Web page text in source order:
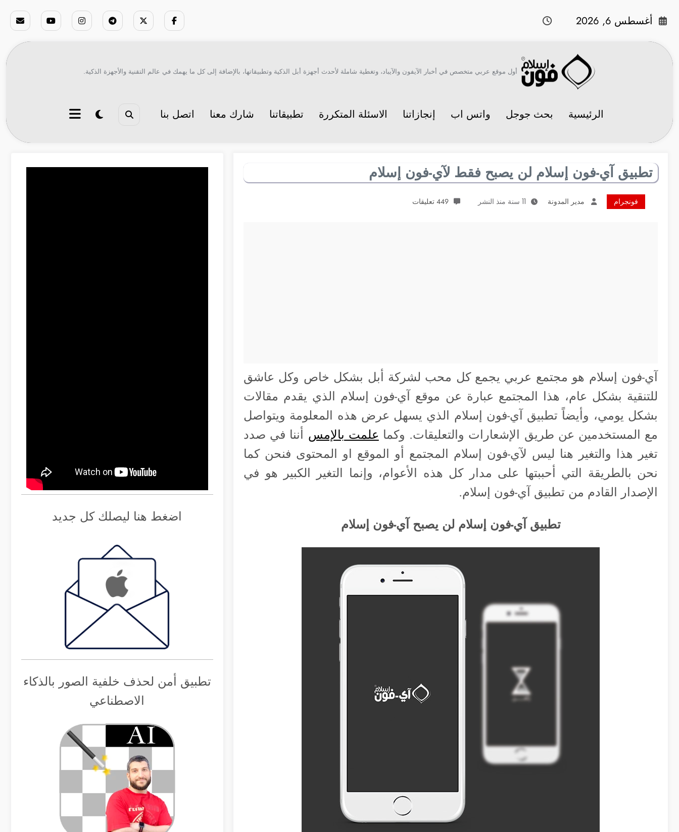
أغسطس 6, 2026
أول موقع عربي متخصص في أخبار الآيفون والآيباد، وتغطية شاملة لأحدث أجهزة أبل الذكية وتطبيقاتها، بالإضافة إلى كل ما يهمك في عالم التقنية والأجهزة الذكية.
الرئيسية بحث جوجل واتس اب إنجازاتنا الاسئلة المتكررة تطبيقاتنا شارك معنا اتصل بنا
تطبيق آي-فون إسلام لن يصبح فقط لآي-فون إسلام
فونجرام مدير المدونة 11 سنة منذ النشر 449 تعليقات
آي-فون إسلام هو مجتمع عربي يجمع كل محب لشركة أبل بشكل خاص وكل عاشق
للتنقية بشكل عام، هذا المجتمع عبارة عن موقع آي-فون إسلام الذي يقدم مقالات
بشكل يومي، وأيضاً تطبيق آي-فون إسلام الذي يسهل عرض هذه المعلومة ويتواصل
مع المستخدمين عن طريق الإشعارات والتعليقات. وكما علمت بالإمس أننا في صدد
تغير هذا والتغير هنا ليس لآي-فون إسلام المجتمع أو الموقع او المحتوى فنحن كما
نحن بالطريقة التي أحببتها على مدار كل هذه الأعوام، وإنما التغير الكبير هو في
الإصدار القادم من تطبيق آي-فون إسلام.
تطبيق آي-فون إسلام لن يصبح آي-فون إسلام
اضغط هنا ليصلك كل جديد
تطبيق أمن لحذف خلفية الصور بالذكاء
الاصطناعي